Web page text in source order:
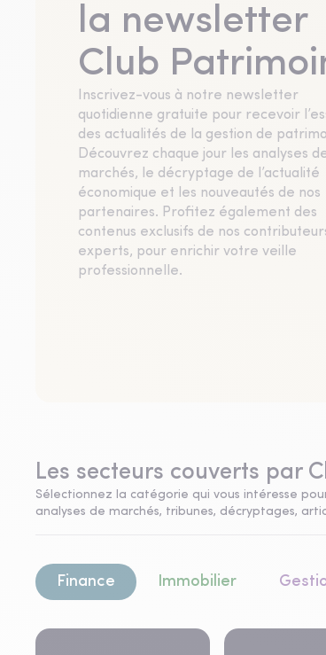
la newsletter
Club
Inscrivez-vous à notre newsletter
quotidienne gratuite pour recevoir
des actualités de la gestion de
Découvrez chaque jour les analyses
marchés, le décryptage de l’actualité
économique et les nouveautés de nos
partenaires. Profitez également des
contenus exclusifs de nos
experts, pour enrichir votre veille
professionnelle.
Les secteurs couverts par
Sélectionnez la catégorie qui vous intéresse
analyses de marchés, tribunes, décryptages,
Finance Immobilier